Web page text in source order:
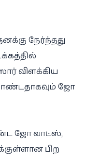
நேர்ந்தது
விளக்கிய
ஜோ
ஜோ வாட்ஸ்,
பிற